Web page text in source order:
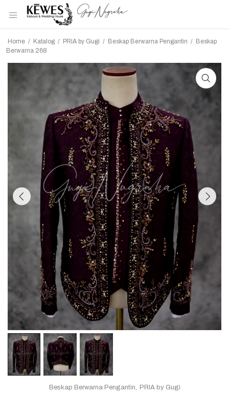
Home / Katalog / PRIA by Gugi / Beskap Berwarna Pengantin / Beskap
Berwarna 268
Beskap Berwarna Pengantin PRIA by Gugi